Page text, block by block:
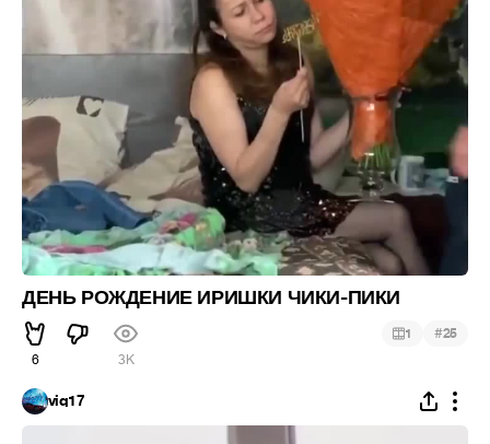
ДЕНЬ РОЖДЕНИЕ ИРИШКИ ЧИКИ-ПИКИ
6 3K
1 #25
viq17